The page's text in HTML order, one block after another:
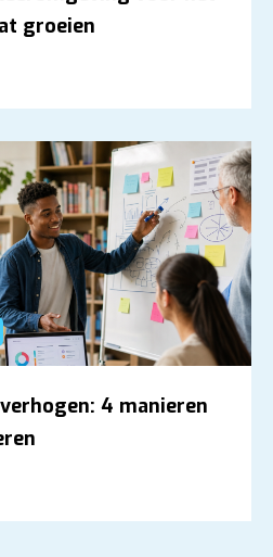
groeien
4 manieren